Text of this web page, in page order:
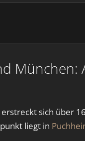
München:
sich über
liegt in